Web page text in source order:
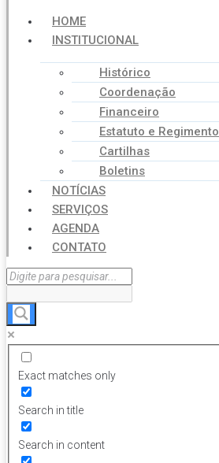
HOME
INSTITUCIONAL
Histórico
Coordenação
Financeiro
Estatuto e Regimento
Cartilhas
Boletins
NOTÍCIAS
SERVIÇOS
AGENDA
CONTATO
Exact matches only
Search in title
Search in content